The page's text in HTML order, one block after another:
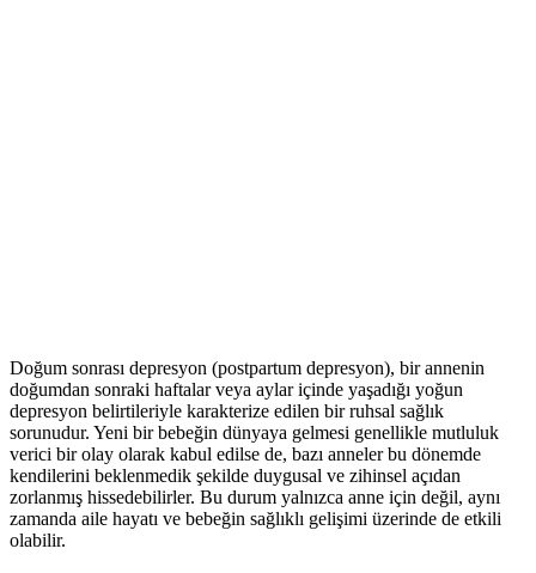
Doğum sonrası depresyon (postpartum depresyon), bir annenin
doğumdan sonraki haftalar veya aylar içinde yaşadığı yoğun
depresyon belirtileriyle karakterize edilen bir ruhsal sağlık
sorunudur. Yeni bir bebeğin dünyaya gelmesi genellikle mutluluk
verici bir olay olarak kabul edilse de, bazı anneler bu dönemde
kendilerini beklenmedik şekilde duygusal ve zihinsel açıdan
zorlanmış hissedebilirler. Bu durum yalnızca anne için değil, aynı
zamanda aile hayatı ve bebeğin sağlıklı gelişimi üzerinde de etkili
olabilir.